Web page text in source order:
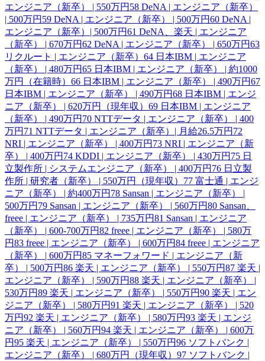
エンジニア（新卒） | 550万円 58 DeNA | エンジニア（新卒）
| 500万円 59 DeNA | エンジニア（新卒） | 500万円60 DeNA |
エンジニア（新卒）| 500万円61 DeNA、楽天 | エンジニア
（新卒） | 670万円62 DeNA | エンジニア（新卒） | 650万円63
リクルート | エンジニア（新卒） 64 日本IBM | エンジニア
（新卒） | 480万円65 日本IBM | エンジニア（新卒） | 約1000
万円（在籍時） 66 日本IBM | エンジニア（新卒） | 490万円67
日本IBM | エンジニア（新卒） | 490万円68 日本IBM | エンジ
ニア（新卒） | 620万円（現年収） 69 日本IBM | エンジニア
（新卒） | 490万円 70 NTTデータ | エンジニア（新卒） | 400
万円 71 NTTデータ | エンジニア（新卒）| 月給26.5万円 72
NRI | エンジニア（新卒） | 400万円 73 NRI | エンジニア（新
卒） | 400万円 74 KDDI | エンジニア（新卒） | 430万円 75 日
立製作所 | システムエンジニア（新卒） | 400万円 76 日立製
作所 | 研究者（新卒） | 550万円（現年収） 77 富士通 | エンジ
ニア（新卒） | 約400万円 78 Sansan | エンジニア（新卒） |
500万円 79 Sansan | エンジニア（新卒） | 560万円80 Sansan、
freee | エンジニア（新卒） | 735万円81 Sansan | エンジニア
（新卒） | 600-700万円82 freee | エンジニア（新卒） | 580万
円83 freee | エンジニア（新卒） | 600万円84 freee | エンジニア
（新卒） | 600万円85 マネーフォワード | エンジニア（新
卒） | 500万円86 楽天 | エンジニア（新卒） | 550万円87 楽天 |
エンジニア（新卒） | 590万円88 楽天 | エンジニア（新卒） |
530万円89 楽天 | エンジニア（新卒） | 550万円90 楽天 | エン
ジニア（新卒） | 580万円91 楽天 | エンジニア（新卒） | 520
万円92 楽天 | エンジニア（新卒） | 580万円93 楽天 | エンジ
ニア（新卒） | 560万円94 楽天 | エンジニア（新卒） | 600万
円95 楽天 | エンジニア（新卒） | 550万円96 ソフトバンク |
エンジニア（新卒） | 680万円（現年収） 97 ソフトバンク |